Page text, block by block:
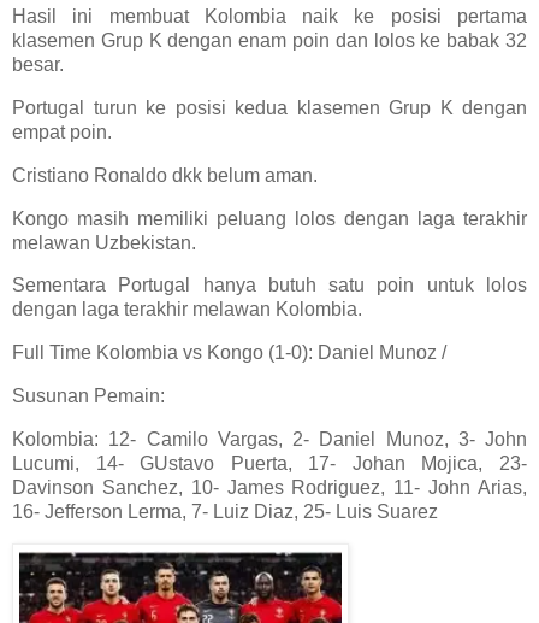
Hasil ini membuat Kolombia naik ke posisi pertama
klasemen Grup K dengan enam poin dan lolos ke babak 32
besar.
Portugal turun ke posisi kedua klasemen Grup K dengan
empat poin.
Cristiano Ronaldo dkk belum aman.
Kongo masih memiliki peluang lolos dengan laga terakhir
melawan Uzbekistan.
Sementara Portugal hanya butuh satu poin untuk lolos
dengan laga terakhir melawan Kolombia.
Full Time Kolombia vs Kongo (1-0): Daniel Munoz /
Susunan Pemain:
Kolombia: 12- Camilo Vargas, 2- Daniel Munoz, 3- John
Lucumi, 14- GUstavo Puerta, 17- Johan Mojica, 23-
Davinson Sanchez, 10- James Rodriguez, 11- John Arias,
16- Jefferson Lerma, 7- Luiz Diaz, 25- Luis Suarez